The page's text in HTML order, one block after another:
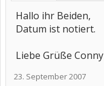
Hallo ihr Beiden,
Datum ist notiert.
Liebe Grüße Conny
23. September 2007